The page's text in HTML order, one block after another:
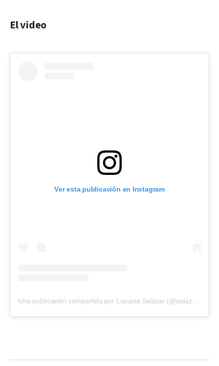
El video
Ver esta publicación en Instagram